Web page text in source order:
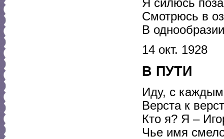
Я силюсь
Смотрюсь в
В
14 окт. 1928
В ПУТИ
Иду, с
Верста к
Кто я? Я –
Чье имя